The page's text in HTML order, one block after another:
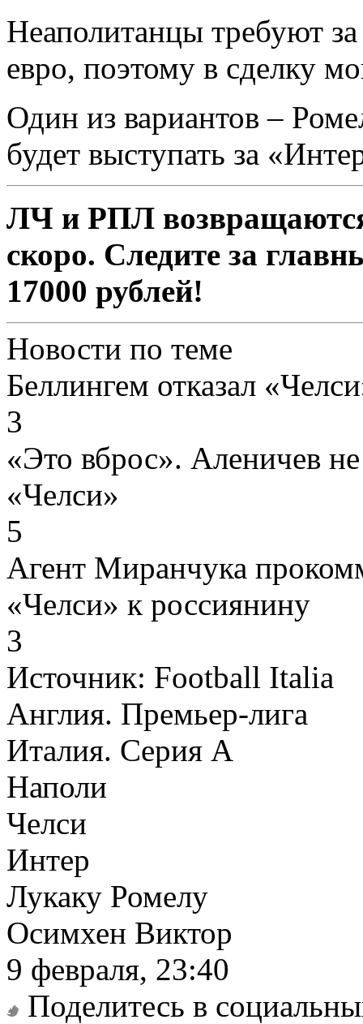
Неаполитанцы требуют
евро, поэтому в сделку
Один из вариантов –
будет выступать за
ЛЧ и РПЛ возвращаются
скоро. Следите за
17000 рублей!
Новости по теме
Беллингем отказал
3
«Это вброс». Аленичев
«Челси»
5
Агент Миранчука
«Челси» к россиянину
3
Источник: Football Italia
Англия. Премьер-лига
Италия. Серия А
Наполи
Челси
Интер
Лукаку Ромелу
Осимхен Виктор
9 февраля, 23:40
Поделитесь в